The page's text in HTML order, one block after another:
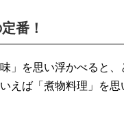
番！
」を思い浮かべると
えば「煮物料理」を思